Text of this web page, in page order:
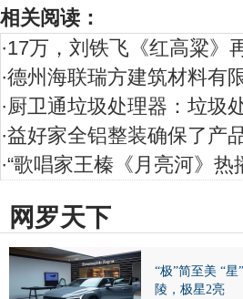
相关阅读：
·17万，刘铁飞《红高粱》
·德州海联瑞方建筑材料有
·厨卫通垃圾处理器：垃圾
·益好家全铝整装确保了产
·“歌唱家王榛《月亮河》热
网罗天下
“极”简至美 “星
陵，极星2亮